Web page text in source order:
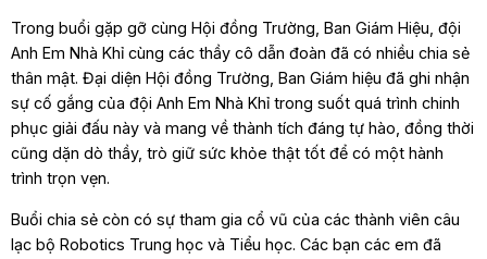
Trong buổi gặp gỡ cùng Hội đồng Trường, Ban Giám Hiệu, đội
Anh Em Nhà Khỉ cùng các thầy cô dẫn đoàn đã có nhiều chia sẻ
thân mật. Đại diện Hội đồng Trường, Ban Giám hiệu đã ghi nhận
sự cố gắng của đội Anh Em Nhà Khỉ trong suốt quá trình chinh
phục giải đấu này và mang về thành tích đáng tự hào, đồng thời
cũng dặn dò thầy, trò giữ sức khỏe thật tốt để có một hành
trình trọn vẹn.
Buổi chia sẻ còn có sự tham gia cổ vũ của các thành viên câu
lạc bộ Robotics Trung học và Tiểu học. Các bạn các em đã